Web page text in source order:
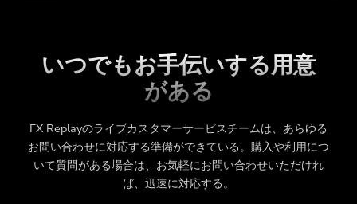
いつでもお手伝いする用意
がある
FX Replayのライブカスタマーサービスチームは、あらゆる
お問い合わせに対応する準備ができている。購入や利用につ
いて質問がある場合は、お気軽にお問い合わせいただけれ
ば、迅速に対応する。